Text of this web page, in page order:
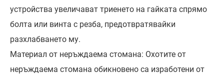
устройства увеличават триенето на гайката спрямо
болта или винта с резба, предотвратявайки
разхлабването му.
Материал от неръждаема стомана: Охотите от
неръждаема стомана обикновено са изработени от